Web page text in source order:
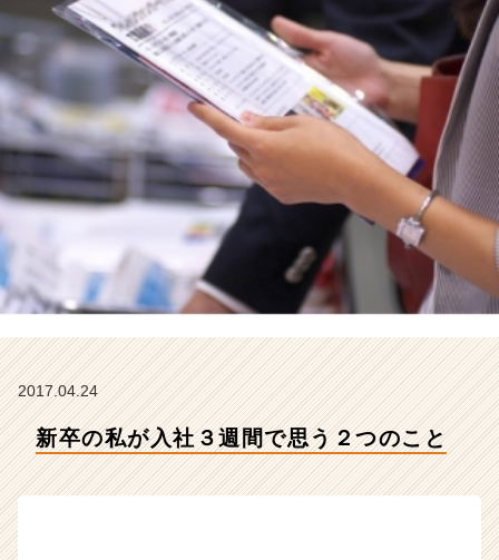
社
こ
れ
か
ら
タ
イ
ム
ラ
イ
ン】
ベ
ン
成
長
2017.04.24
新卒の私が入社３週間で思う２つのこと